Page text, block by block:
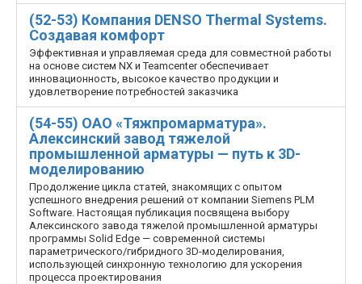
(52-53) Компания DENSO Thermal Systems.
Создавая комфорт
Эффективная и управляемая среда для совместной работы
на основе систем NX и Teamcenter обеспечивает
инновационность, высокое качество продукции и
удовлетворение потребностей заказчика
(54-55) ОАО «Тяжпромарматура».
Алексинский завод тяжелой
промышленной арматуры — путь к 3D-
моделированию
Продолжение цикла статей, знакомящих с опытом
успешного внедрения решений от компании Siemens PLM
Software. Настоящая публикация посвящена выбору
Алексинского завода тяжелой промышленной арматуры
программы Solid Edge — современной системы
параметрического/гибридного 3D-моделирования,
использующей синхронную технологию для ускорения
процесса проектирования